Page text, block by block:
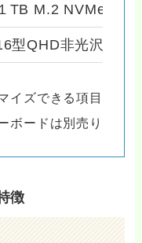
１TB M.2 NVMe
型QHD非光沢/
イズできる項目
ボードは別売り
徴